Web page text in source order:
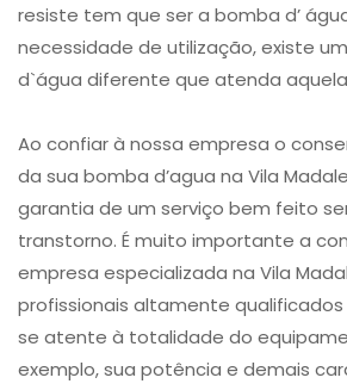
resiste tem que ser a bomba d’
necessidade de utilização, existe
d`água diferente que atenda
Ao confiar à nossa empresa o
da sua bomba d’agua na Vila
garantia de um serviço bem feito
transtorno. É muito importante a
empresa especializada na Vila
profissionais altamente
se atente à totalidade do
exemplo, sua potência e demais